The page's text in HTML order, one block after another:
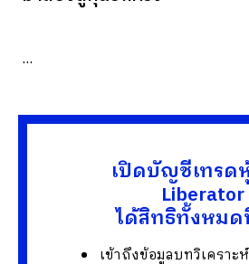
...
เปิดบัญชีเทรด
Liberator
ได้สิทธิทั้งหมด
เข้าถึงข้อมูลบทวิเคราะ